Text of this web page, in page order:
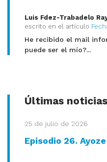
Luis Fdez-Trabadelo
escrito en el artículo
He recibido el mail
puede ser el mío?...
Últimas noticias
25 de julio de 2026
Episodio 26.